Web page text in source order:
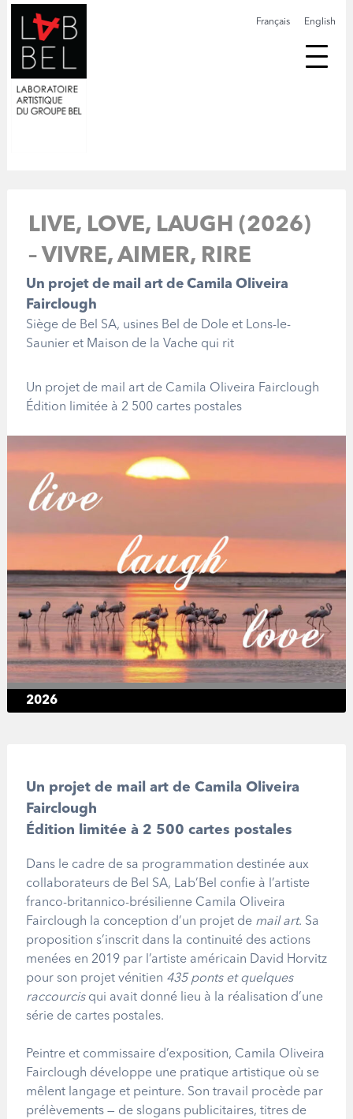
English
Français
LIVE, LOVE, LAUGH (2026)
– VIVRE, AIMER, RIRE
Un projet de mail art de Camila Oliveira
Fairclough
Siège de Bel SA, usines Bel de Dole et Lons-le-
Saunier et Maison de la Vache qui rit
Un projet de mail art de Camila Oliveira Fairclough
Édition limitée à 2 500 cartes postales
2026
Un projet de mail art de Camila Oliveira
Fairclough
Édition limitée à 2 500 cartes postales
Dans le cadre de sa programmation destinée aux
collaborateurs de Bel SA, Lab’Bel confie à l’artiste
franco-britannico-brésilienne Camila Oliveira
Fairclough la conception d’un projet de mail art. Sa
proposition s’inscrit dans la continuité des actions
menées en 2019 par l’artiste américain David Horvitz
pour son projet vénitien 435 ponts et quelques
raccourcisqui avait donné lieu à la réalisation d’une
série de cartes postales.
Peintre et commissaire d’exposition, Camila Oliveira
Fairclough développe une pratique artistique où se
mêlent langage et peinture. Son travail procède par
prélèvements — de slogans publicitaires, titres de